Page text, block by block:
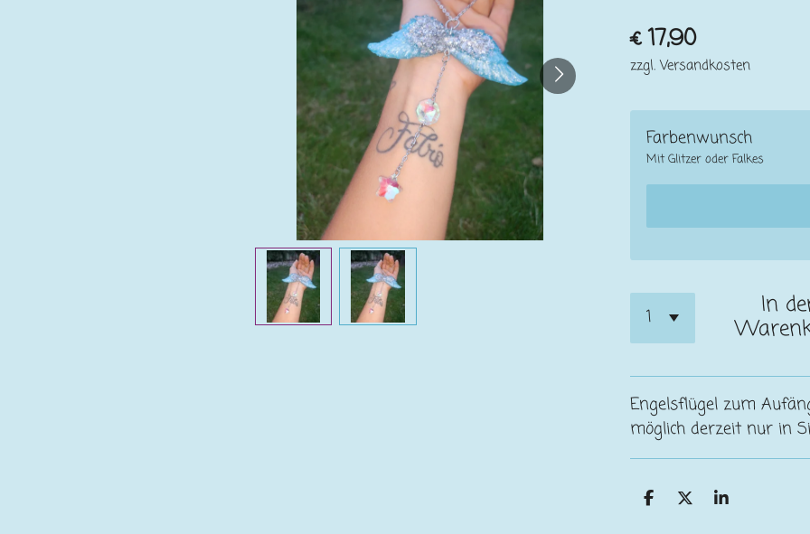
€ 17,90
zzgl. Versandkosten
Farbenwunsch
Mit Glitzer oder Falkes
In
Engelsflügel zum
möglich derzeit nur in
T T T